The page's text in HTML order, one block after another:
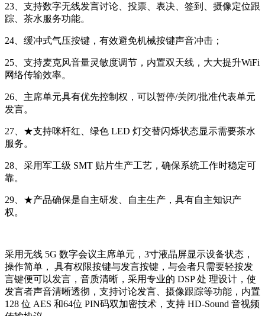
23、支持数字无线发言讨论、投票、表决、签到、摄像定位跟
踪、茶水服务功能。
24、缓冲式气压按键，有效避免机械按键声音冲击；
25、支持麦克风音量灵敏度调节，内置双天线，大大提升WiFi
网络传输效率。
26、主席单元具有优先控制权，可以暂停/关闭/批准代表单元
发言。
27、★支持咪杆红、绿色 LED 灯交替闪烁状态显示需要茶水
服务。
28、采用军工级 SMT 贴片生产工艺，确保系统工作时稳定可
靠。
29、★产品确保是自主研发、自主生产，具有自主知识产
权。
采用无线 5G 数字会议主席单元，3寸液晶屏显示设备状态，
操作简单， 具有权限按键与发言按键，与会者只需要轻按发
言键便可以发言，音质清晰，采用专业的 DSP 处 理设计，使
发言者声音清晰透彻，支持讨论发言、摄像跟踪等功能，内置
128 位 AES 和64位 PIN码双加密技术，支持 HD-Sound 音视频